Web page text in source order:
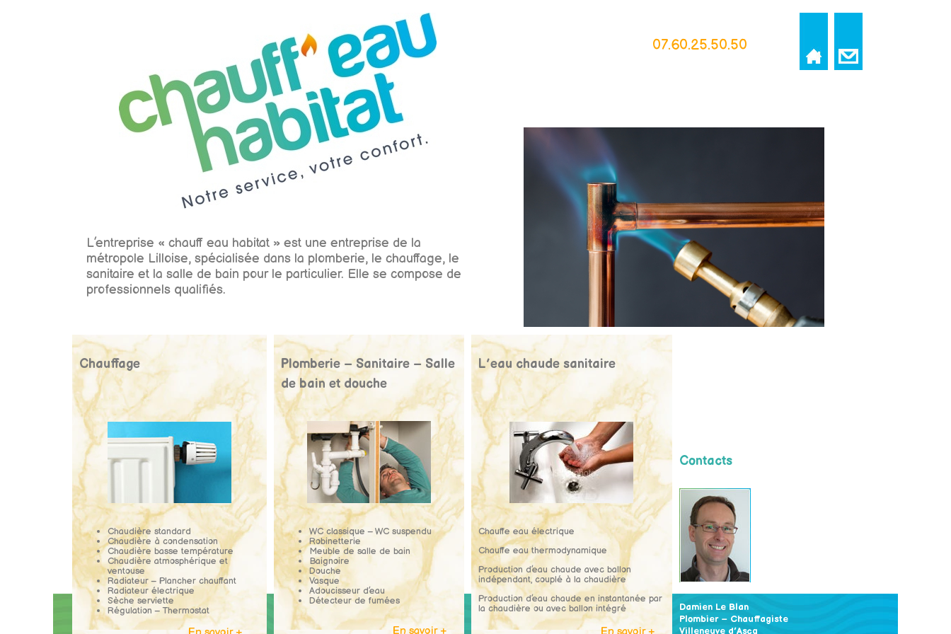
L’entreprise « chauff eau habitat » est une entreprise de la
métropole Lilloise, spécialisée dans la plomberie, le chauffage, le
sanitaire et la salle de bain pour le particulier. Elle se compose de
professionnels qualifiés.
07.60.25.50.50
Chauffage
Chaudière standard
Chaudière à condensation
Chaudière basse température
Chaudière atmosphérique et
ventouse
Radiateur – Plancher chauffant
Radiateur électrique
Sèche serviette
Régulation – Thermostat
Plomberie – Sanitaire – Salle
de bain et douche
WC classique – WC suspendu
Robinetterie
Meuble de salle de bain
Baignoire
Douche
Vasque
Adoucisseur d’eau
Détecteur de fumées
En savoir +
L’eau chaude sanitaire
Chauffe eau électrique
Chauffe eau thermodynamique
Production d’eau chaude avec ballon
indépendant, couplé à la chaudière
Production d’eau chaude en instantanée par
la chaudière ou avec ballon intégré
Contacts
Damien Le Blan
Plombier – Chauffagiste
Villeneuve d’Ascq